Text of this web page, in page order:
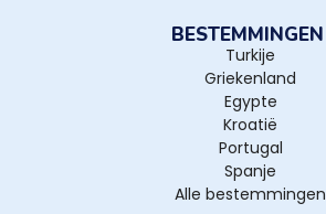
BESTEMMINGEN
Turkije
Griekenland
Egypte
Kroatië
Portugal
Spanje
Alle bestemmingen